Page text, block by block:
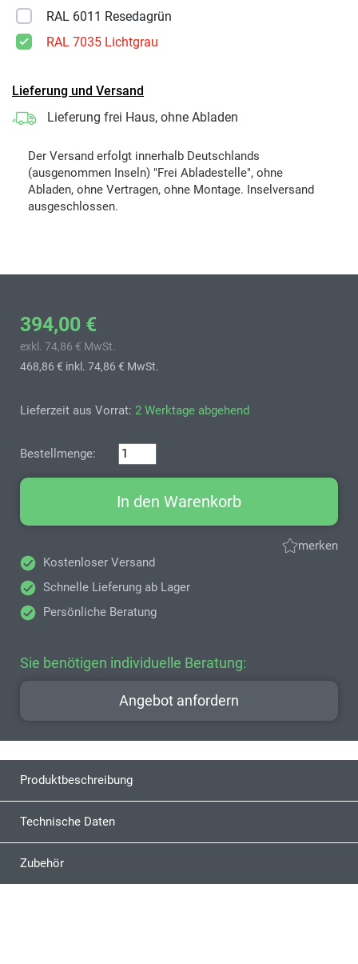
RAL 6011 Resedagrün
RAL 7035 Lichtgrau
Lieferung und Versand
Lieferung frei Haus, ohne Abladen
Der Versand erfolgt innerhalb Deutschlands
(ausgenommen Inseln) "Frei Abladestelle", ohne
Abladen, ohne Vertragen, ohne Montage. Inselversand
ausgeschlossen.
394,00 €
exkl. 74,86 € MwSt.
468,86 € inkl. 74,86 € MwSt.
Lieferzeit aus Vorrat: 2 Werktage abgehend
Bestellmenge:
In den Warenkorb
merken
Kostenloser Versand
Schnelle Lieferung ab Lager
Persönliche Beratung
Sie benötigen individuelle Beratung:
Angebot anfordern
Produktbeschreibung
Technische Daten
Zubehör